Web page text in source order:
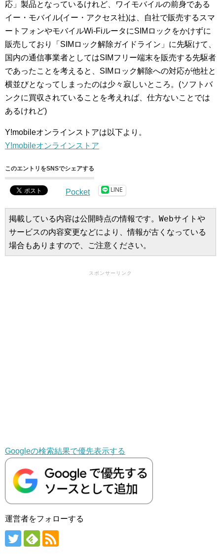
応」製品となっているけれど、ワイモバイルの前身である
イー・モバイル(イー・アクセス社)は、自社で販売するスマ
ートフォンやモバイルWi-FiルータにSIMロックをかけずに
販売しており「SIMロック解除ガイドライン」に先駆けて、
国内の通信事業者としてはSIMフリー端末を販売する先駆者
であったことを考えると、SIMロック解除への対応が他社と
横並びとなってしまったのは少々寂しいところ。(ソフトバ
ンクに買収されていることを考えれば、仕方ないことでは
あるけれど)
Y!mobileオンラインストアは以下より。
Y!mobileオンラインストア
このエントリをSNSでシェアする
Pocket LINE
掲載している内容は公開時点の情報です。Webサイトや
サービスの内容変更などにより、情報が古くなっている
場合もありますので、ご注意ください。
スポンサーリンク
Googleの検索結果で優先表示する
運営者をフォローする